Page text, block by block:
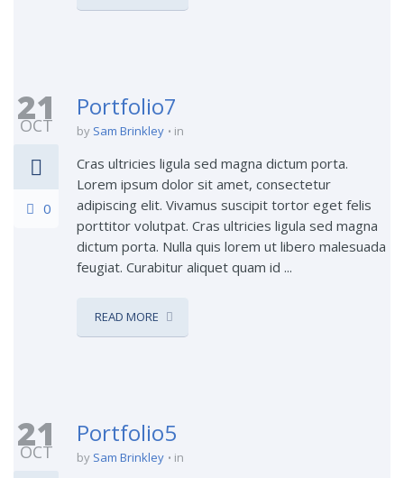
21
OCT
0
Portfolio7
by Sam Brinkley in
Cras ultricies ligula sed magna dictum porta.
Lorem ipsum dolor sit amet, consectetur
adipiscing elit. Vivamus suscipit tortor eget felis
porttitor volutpat. Cras ultricies ligula sed magna
dictum porta. Nulla quis lorem ut libero malesuada
feugiat. Curabitur aliquet quam id ...
READ MORE
21
OCT
Portfolio5
by Sam Brinkley in